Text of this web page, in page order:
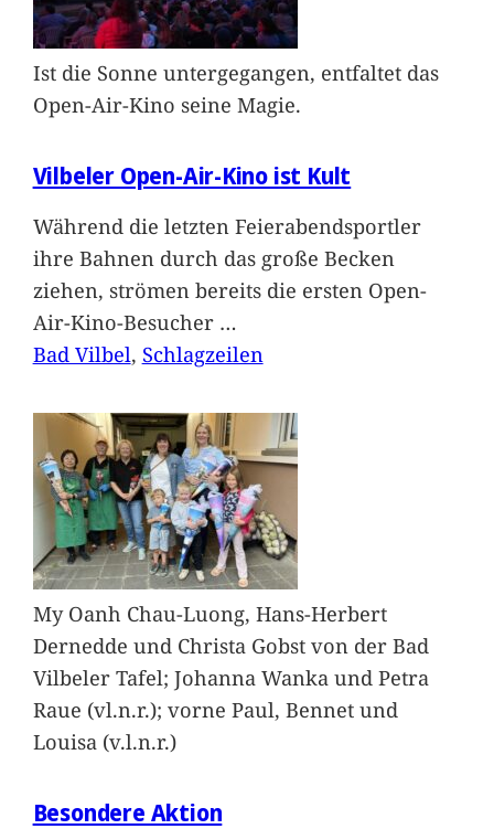
Ist die Sonne untergegangen, entfaltet das
Open-Air-Kino seine Magie.
Vilbeler Open-Air-Kino ist Kult
Während die letzten Feierabendsportler
ihre Bahnen durch das große Becken
ziehen, strömen bereits die ersten Open-
Air-Kino-Besucher …
Bad Vilbel, Schlagzeilen
My Oanh Chau-Luong, Hans-Herbert
Dernedde und Christa Gobst von der Bad
Vilbeler Tafel; Johanna Wanka und Petra
Raue (vl.n.r.); vorne Paul, Bennet und
Louisa (v.l.n.r.)
Besondere Aktion